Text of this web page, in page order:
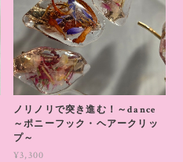
ノリノリで突き進む！～dance
～ポニーフック・ヘアークリッ
プ～
¥3,300